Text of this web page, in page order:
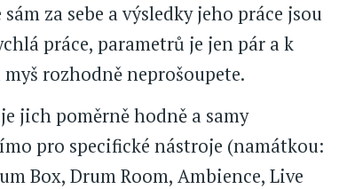
za sebe a výsledky jeho práce jsou
práce, parametrů je jen pár a k
rozhodně neprošoupete.
jich poměrně hodně a samy
pro specifické nástroje (namátkou:
Box, Drum Room, Ambience, Live